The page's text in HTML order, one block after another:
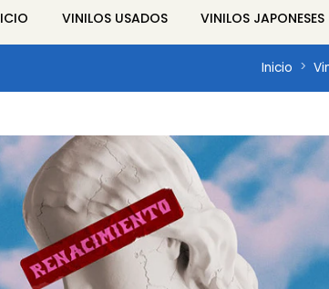
VINILOS USADOS VINILOS JAPONESES
Inicio